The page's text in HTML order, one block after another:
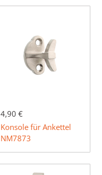
4,90 €
Konsole für Ankettel
NM7873